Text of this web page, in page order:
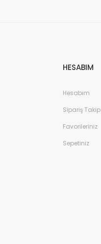
HESABIM
Hesabım
Sipariş Takip
Favorileriniz
Sepetiniz